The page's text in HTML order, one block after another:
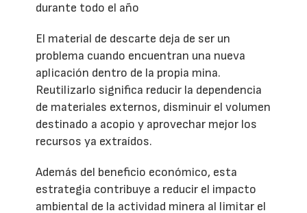
durante todo el año
El material de descarte deja de ser un
problema cuando encuentran una nueva
aplicación dentro de la propia mina.
Reutilizarlo significa reducir la dependencia
de materiales externos, disminuir el volumen
destinado a acopio y aprovechar mejor los
recursos ya extraídos.
Además del beneficio económico, esta
estrategia contribuye a reducir el impacto
ambiental de la actividad minera al limitar el